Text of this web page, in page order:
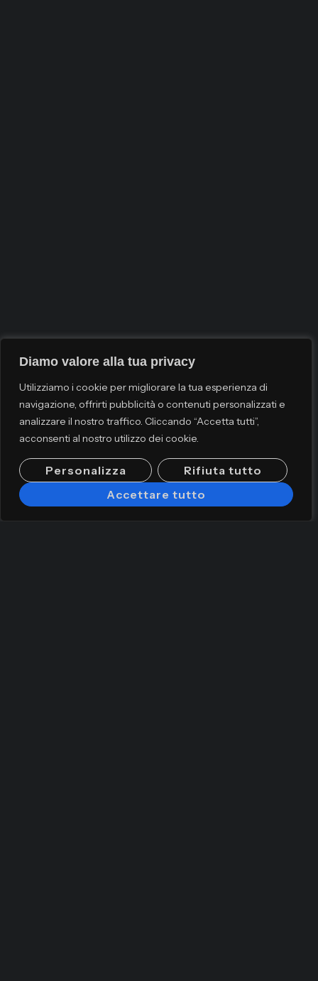
Diamo valore alla tua privacy
Utilizziamo i cookie per migliorare la tua esperienza di
navigazione, offrirti pubblicità o contenuti personalizzati e
analizzare il nostro traffico. Cliccando “Accetta tutti”,
acconsenti al nostro utilizzo dei cookie.
Personalizza
Rifiuta tutto
Accettare tutto